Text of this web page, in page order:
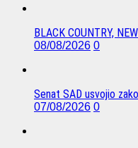
BLACK COUNTRY,
08/08/2026 0
Senat SAD usvojio
07/08/2026 0